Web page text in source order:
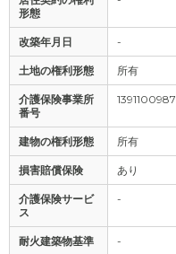
形態
改築年月日 -
土地の権利形態 所有
介護保険事業所
番号
1391100987
建物の権利形態 所有
損害賠償保険 あり
介護保険サービ
ス
-
耐火建築物基準 -